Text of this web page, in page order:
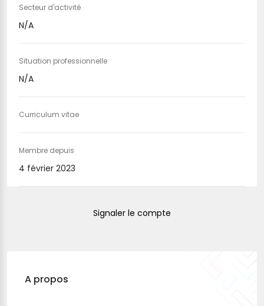
Secteur d'activité
N/A
Situation professionnelle
N/A
Curriculum vitae
Membre depuis
4 février 2023
Signaler le compte
A propos